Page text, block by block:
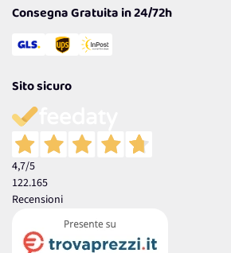
Consegna Gratuita in 24/72h
Sito sicuro
4,7/5
122.165
Recensioni